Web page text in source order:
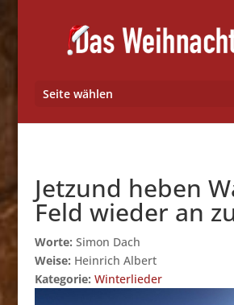
Seite wählen
Jetzund heben
Feld wieder an
Worte: Simon Dach
Weise: Heinrich Albert
Kategorie: Winterlieder